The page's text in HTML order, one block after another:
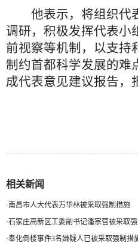
他表示，将组织代表
调研，积极发挥代表小
前视察等机制，以支持
制约首都科学发展的难
成代表意见建议报告，
相关新闻
·南昌市人大代表万华林被采取强制措施
·石家庄高新区工委副书记潘宗营被采取
·奉化倒楼事件3名嫌疑人已被采取强制措